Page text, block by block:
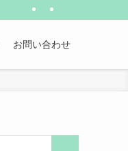
お問い合わせ